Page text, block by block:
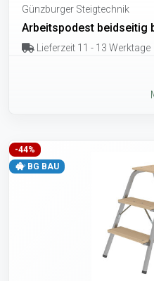
Günzburger Steigtechnik
Arbeitspodest beidseitig
Lieferzeit 11 - 13 Werktage
-44%
BG BAU